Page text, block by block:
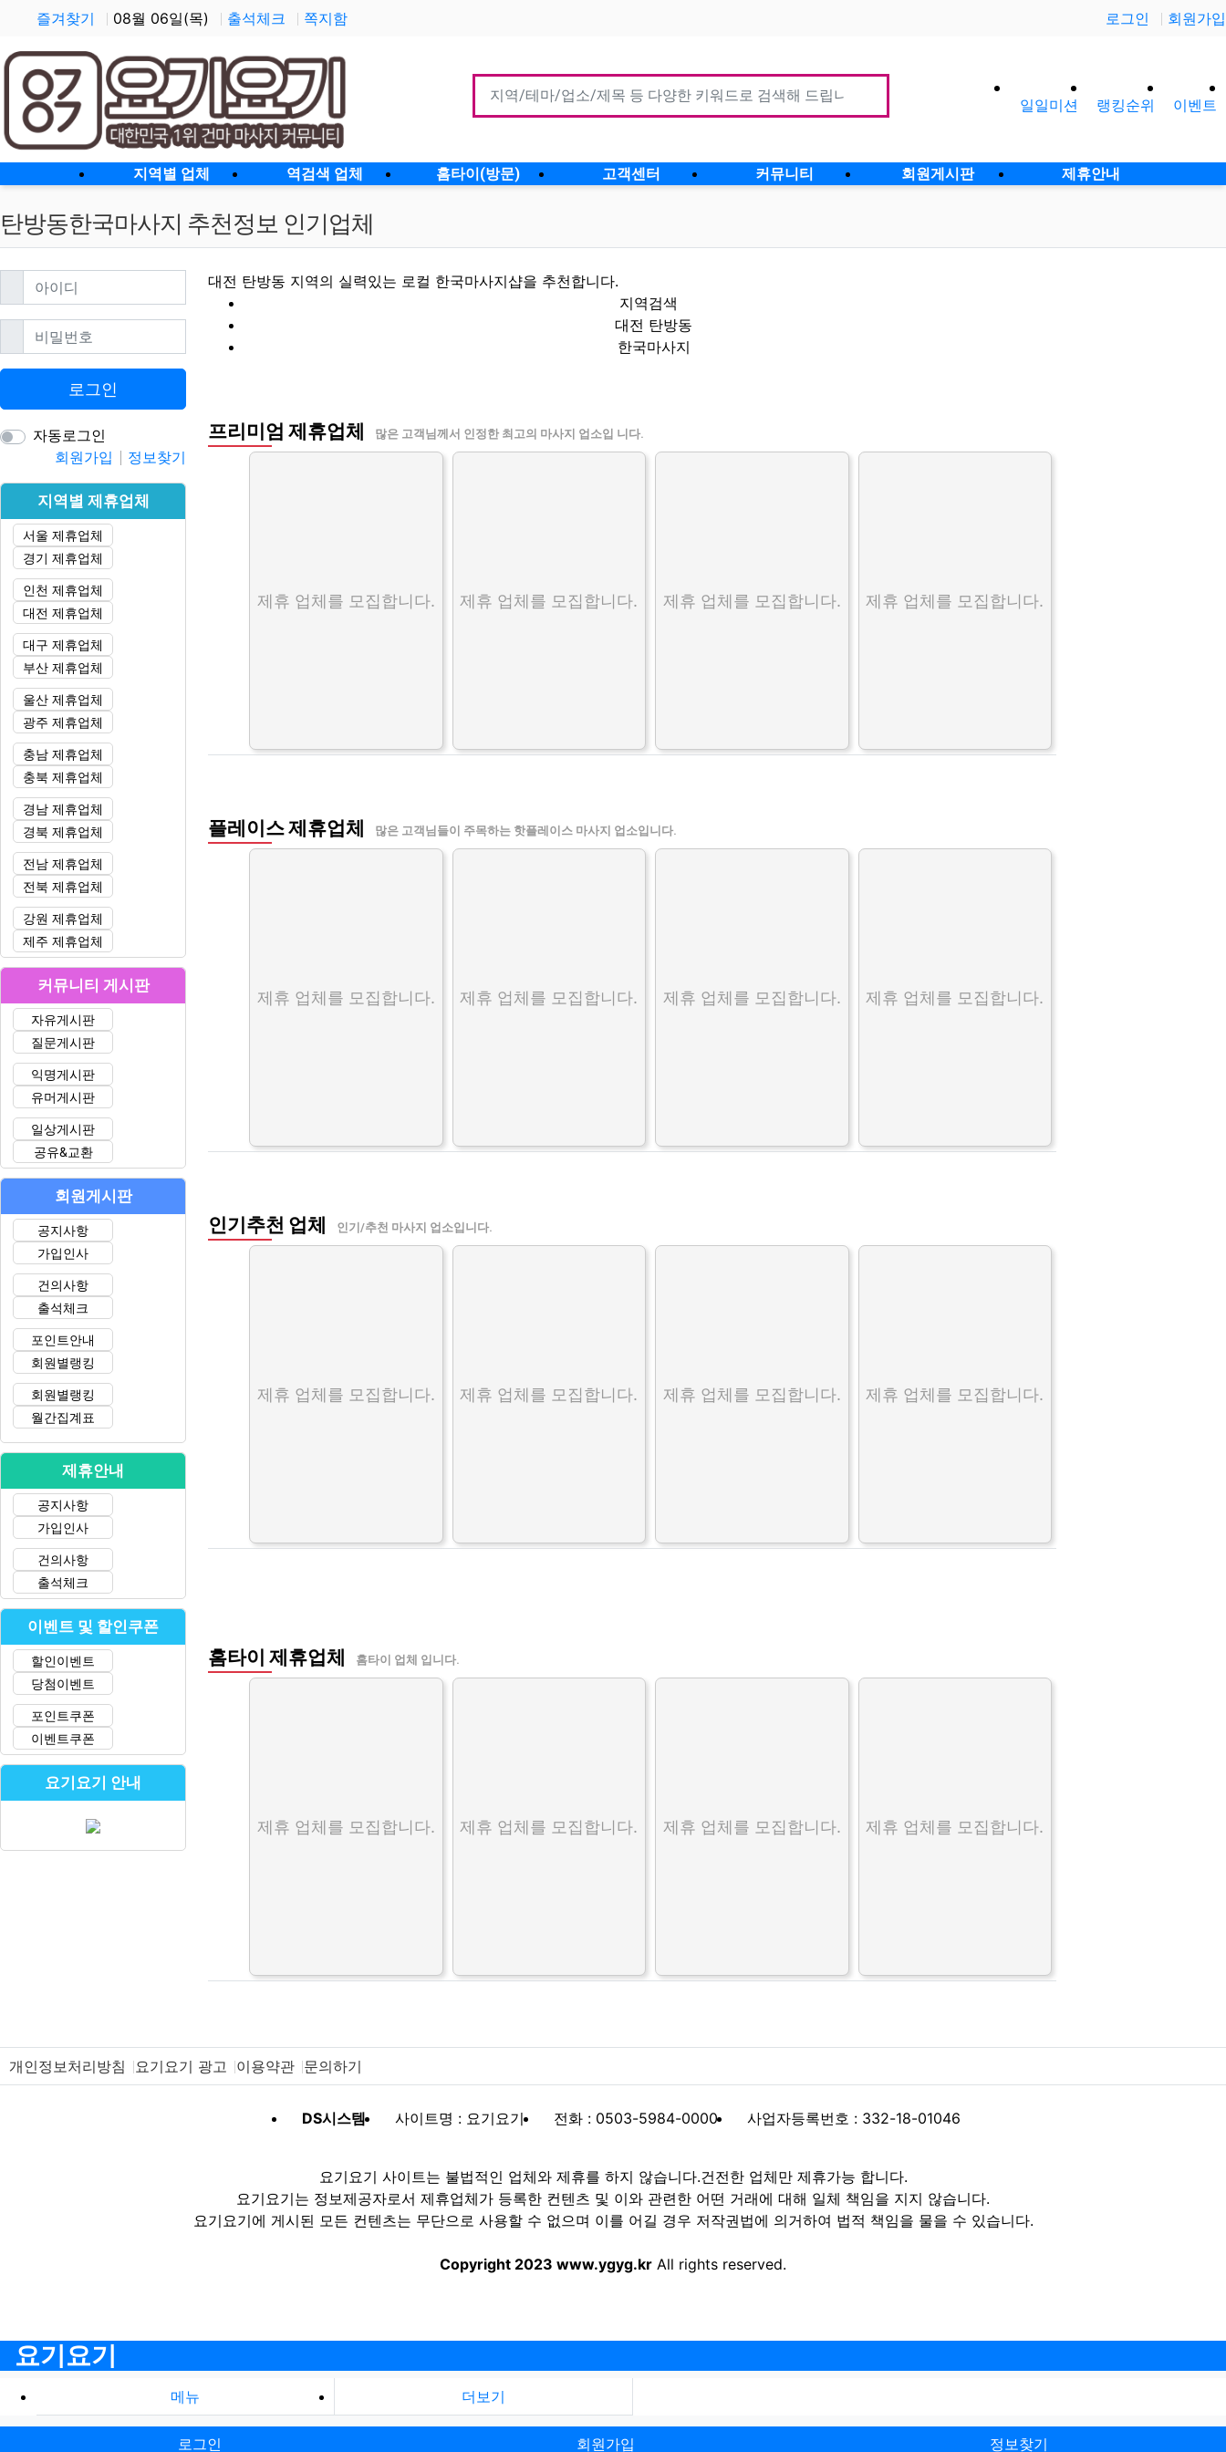
즐겨찾기 08월 06일(목) 출석체크 쪽지함 로그인 회원가입
일일미션 랭킹순위 이벤트
지역별 업체 역검색 업체 홈타이(방문) 고객센터 커뮤니티 회원게시판 제휴안내
탄방동한국마사지 추천정보 인기업체
대전 탄방동 지역의 실력있는 로컬 한국마사지샵을 추천합니다.
지역검색
대전 탄방동
한국마사지
프리미엄 제휴업체 많은 고객님께서 인정한 최고의 마사지 업소입 니다.
제휴 업체를 모집합니다. 제휴 업체를 모집합니다. 제휴 업체를 모집합니다. 제휴 업체를 모집합니다.
플레이스 제휴업체 많은 고객님들이 주목하는 핫플레이스 마사지 업소입니다.
제휴 업체를 모집합니다. 제휴 업체를 모집합니다. 제휴 업체를 모집합니다. 제휴 업체를 모집합니다.
인기추천 업체 인기/추천 마사지 업소입니다.
제휴 업체를 모집합니다. 제휴 업체를 모집합니다. 제휴 업체를 모집합니다. 제휴 업체를 모집합니다.
홈타이 제휴업체 홈타이 업체 입니다.
제휴 업체를 모집합니다. 제휴 업체를 모집합니다. 제휴 업체를 모집합니다. 제휴 업체를 모집합니다.
아이디필수
비밀번호필수
로그인
자동로그인
회원가입
정보찾기
지역별 제휴업체
서울 제휴업체
경기 제휴업체
인천 제휴업체
대전 제휴업체
대구 제휴업체
부산 제휴업체
울산 제휴업체
광주 제휴업체
충남 제휴업체
충북 제휴업체
경남 제휴업체
경북 제휴업체
전남 제휴업체
전북 제휴업체
강원 제휴업체
제주 제휴업체
커뮤니티 게시판
자유게시판
질문게시판
익명게시판
유머게시판
일상게시판
공유&교환
회원게시판
공지사항
가입인사
건의사항
출석체크
포인트안내
회원별랭킹
회원별랭킹
월간집계표
제휴안내
공지사항
가입인사
건의사항
출석체크
이벤트 및 할인쿠폰
할인이벤트
당첨이벤트
포인트쿠폰
이벤트쿠폰
요기요기 안내
개인정보처리방침 요기요기 광고 이용약관 문의하기
DS시스템 사이트명 : 요기요기 전화 : 0503-5984-0000 사업자등록번호 : 332-18-01046
요기요기 사이트는 불법적인 업체와 제휴를 하지 않습니다.건전한 업체만 제휴가능 합니다.
요기요기는 정보제공자로서 제휴업체가 등록한 컨텐츠 및 이와 관련한 어떤 거래에 대해 일체 책임을 지지 않습니다.
요기요기에 게시된 모든 컨텐츠는 무단으로 사용할 수 없으며 이를 어길 경우 저작권법에 의거하여 법적 책임을 물을 수 있습니다.
Copyright 2023 www.ygyg.kr All rights reserved.
요기요기
메뉴 더보기
로그인 회원가입 정보찾기